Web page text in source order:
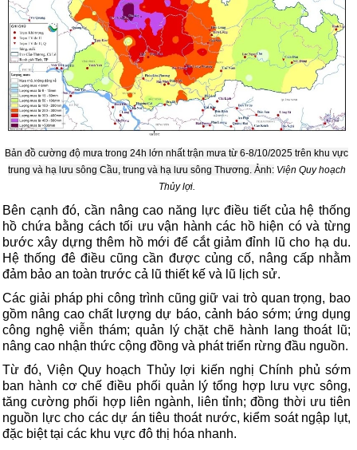
Bản đồ cường độ mưa trong 24h lớn nhất trận mưa từ 6-8/10/2025 trên khu vực
trung và hạ lưu sông Cầu, trung và hạ lưu sông Thương. Ảnh:Viện Quy hoạch
Thủy lợi.
Bên cạnh đó, cần nâng cao năng lực điều tiết của hệ thống
hồ chứa bằng cách tối ưu vận hành các hồ hiện có và từng
bước xây dựng thêm hồ mới để cắt giảm đỉnh lũ cho hạ du.
Hệ thống đê điều cũng cần được củng cố, nâng cấp nhằm
đảm bảo an toàn trước cả lũ thiết kế và lũ lịch sử.
Các giải pháp phi công trình cũng giữ vai trò quan trọng, bao
gồm nâng cao chất lượng dự báo, cảnh báo sớm; ứng dụng
công nghệ viễn thám; quản lý chặt chẽ hành lang thoát lũ;
nâng cao nhận thức cộng đồng và phát triển rừng đầu nguồn.
Từ đó, Viện Quy hoạch Thủy lợi kiến nghị Chính phủ sớm
ban hành cơ chế điều phối quản lý tổng hợp lưu vực sông,
tăng cường phối hợp liên ngành, liên tỉnh; đồng thời ưu tiên
nguồn lực cho các dự án tiêu thoát nước, kiểm soát ngập lụt,
đặc biệt tại các khu vực đô thị hóa nhanh.